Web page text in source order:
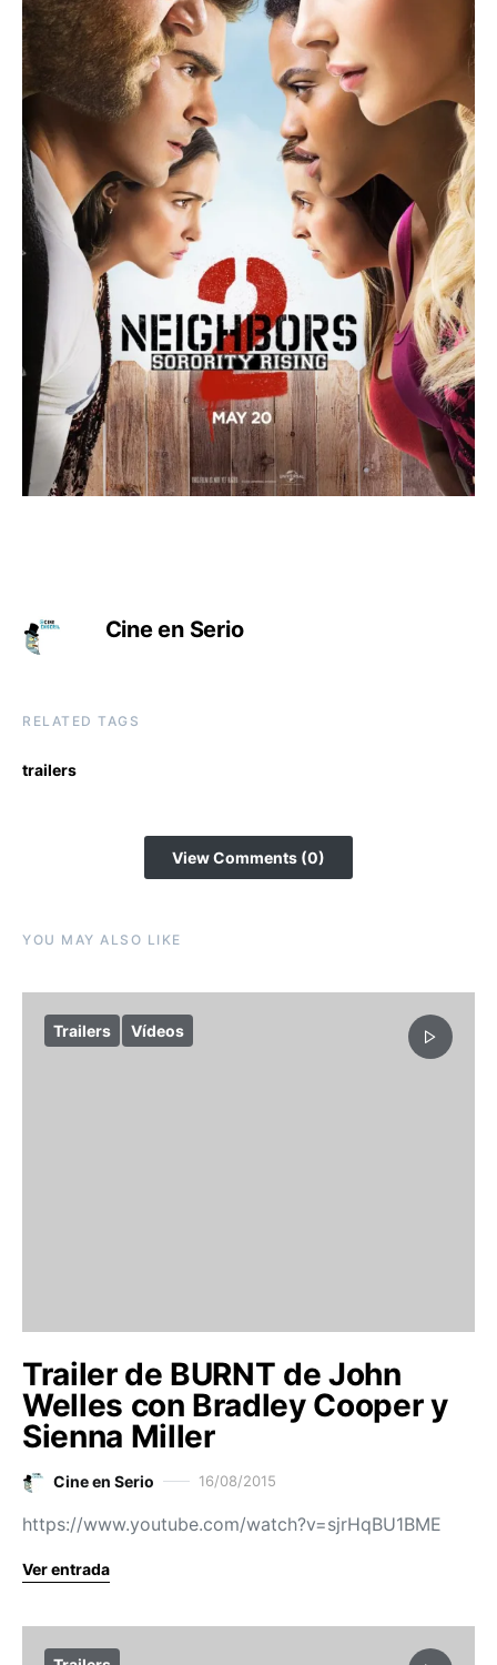
Cine en Serio
RELATED TAGS
trailers
View Comments (0)
YOU MAY ALSO LIKE
Trailers Vídeos
Trailer de BURNT de John
Welles con Bradley Cooper y
Sienna Miller
Cine en Serio 16/08/2015
https://www.youtube.com/watch?v=sjrHqBU1BME
Ver entrada